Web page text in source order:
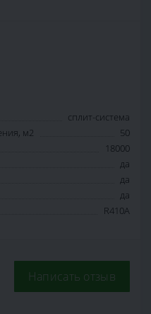
сплит-система
м2
50
18000
да
да
да
R410A
Написать отзыв